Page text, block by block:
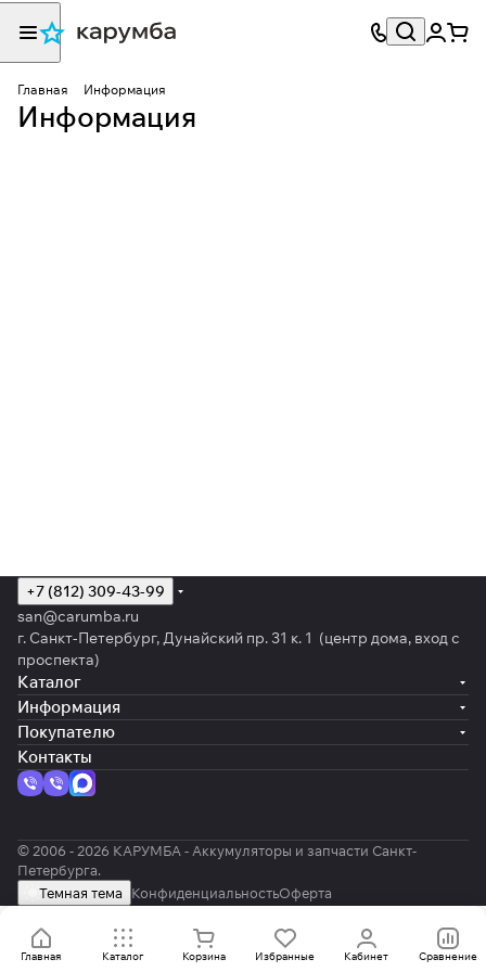
Главная Информация
Информация
Главная Каталог Корзина Избранные Кабинет Сравнение
+7 (812) 309-43-99
san@carumba.ru
г. Санкт-Петербург, Дунайский пр. 31 к. 1 (центр дома, вход с
проспекта)
Каталог
Информация
Покупателю
Контакты
© 2006 - 2026 КАРУМБА - Аккумуляторы и запчасти Санкт-
Петербурга.
Темная тема
КонфиденциальностьОферта